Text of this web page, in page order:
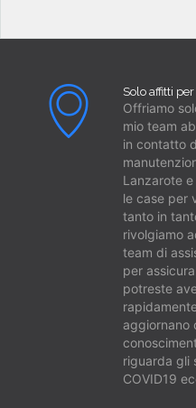
Solo affitti
Offriamo
mio team
in contatto
Lanzarote
le case per
tanto in
rivolgiamo
team di
per
potreste
aggiornano
riguarda gli
COVID19